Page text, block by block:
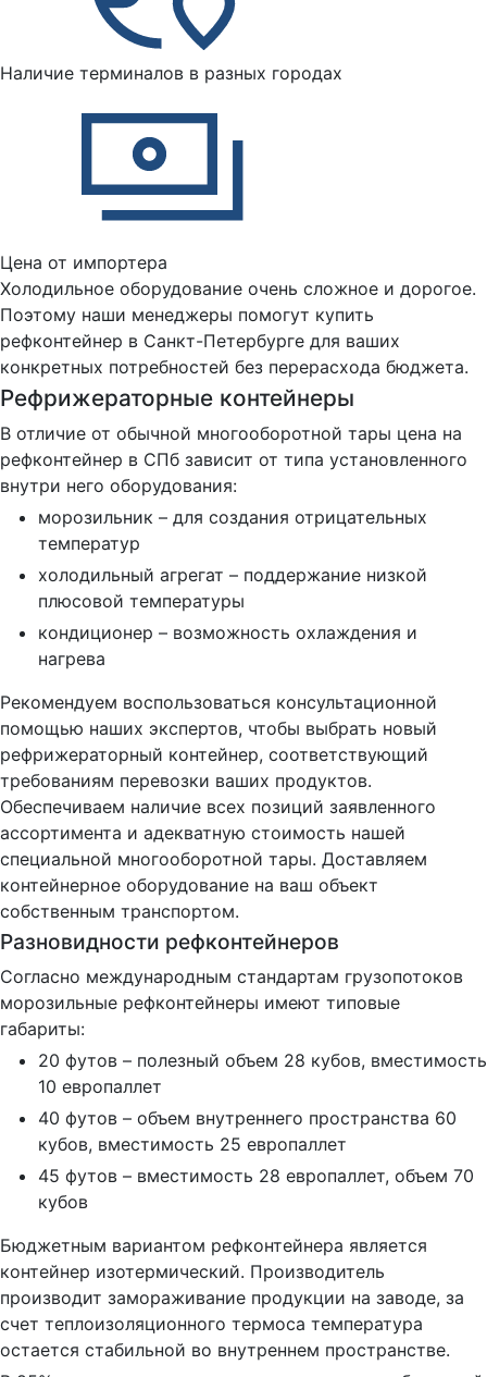
Наличие терминалов в разных городах
Цена от импортера
Холодильное оборудование очень сложное и дорогое.
Поэтому наши менеджеры помогут купить
рефконтейнер в Санкт-Петербурге для ваших
конкретных потребностей без перерасхода бюджета.
Рефрижераторные контейнеры
В отличие от обычной многооборотной тары цена на
рефконтейнер в СПб зависит от типа установленного
внутри него оборудования:
морозильник – для создания отрицательных
температур
холодильный агрегат – поддержание низкой
плюсовой температуры
кондиционер – возможность охлаждения и
нагрева
Рекомендуем воспользоваться консультационной
помощью наших экспертов, чтобы выбрать новый
рефрижераторный контейнер, соответствующий
требованиям перевозки ваших продуктов.
Обеспечиваем наличие всех позиций заявленного
ассортимента и адекватную стоимость нашей
специальной многооборотной тары. Доставляем
контейнерное оборудование на ваш объект
собственным транспортом.
Разновидности рефконтейнеров
Согласно международным стандартам грузопотоков
морозильные рефконтейнеры имеют типовые
габариты:
20 футов – полезный объем 28 кубов, вместимость
10 европаллет
40 футов – объем внутреннего пространства 60
кубов, вместимость 25 европаллет
45 футов – вместимость 28 европаллет, объем 70
кубов
Бюджетным вариантом рефконтейнера является
контейнер изотермический. Производитель
производит замораживание продукции на заводе, за
счет теплоизоляционного термоса температура
остается стабильной во внутреннем пространстве.